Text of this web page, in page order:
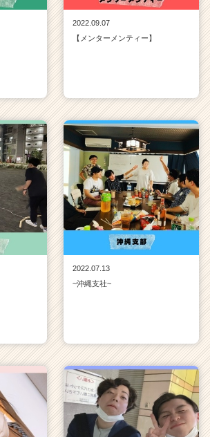
2022.09.07
【メンターメンティー】
2022.07.13
~沖縄支社~